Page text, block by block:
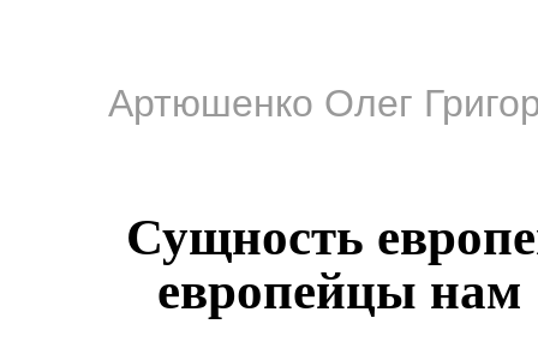
Артюшенко Олег
Сущность
европейцы